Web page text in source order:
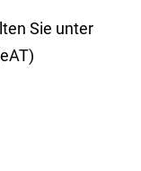
Sie unter